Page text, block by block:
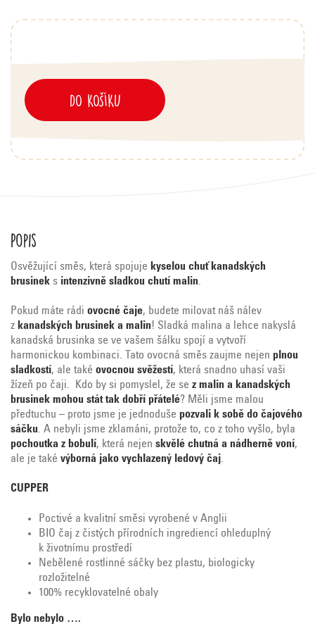
DO KOŠÍKU
Popis
Osvěžující směs, která spojuje kyselou chuť kanadských
brusinek s intenzivně sladkou chutí malin.
Pokud máte rádi ovocné čaje, budete milovat náš nálev
z kanadských brusinek a malin! Sladká malina a lehce nakyslá
kanadská brusinka se ve vašem šálku spojí a vytvoří
harmonickou kombinaci. Tato ovocná směs zaujme nejen plnou
sladkostí, ale také ovocnou svěžestí, která snadno uhasí vaši
žízeň po čaji. Kdo by si pomyslel, že se z malin a kanadských
brusinek mohou stát tak dobří přátelé? Měli jsme malou
předtuchu – proto jsme je jednoduše pozvali k sobě do čajového
sáčku. A nebyli jsme zklamáni, protože to, co z toho vyšlo, byla
pochoutka z bobulí, která nejen skvělé chutná a nádherně voní,
ale je také výborná jako vychlazený ledový čaj.
CUPPER
Poctivé a kvalitní směsi vyrobené v Anglii
BIO čaj z čistých přírodních ingrediencí ohleduplný
k životnímu prostředí
Nebělené rostlinné sáčky bez plastu, biologicky
rozložitelné
100% recyklovatelné obaly
Bylo nebylo ….